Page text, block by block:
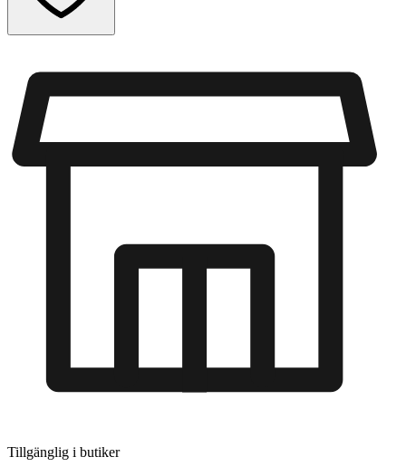
Tillgänglig i butiker